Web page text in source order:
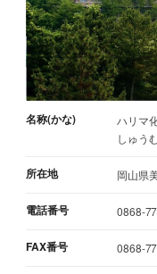
名称(かな)
ハリマ
しゅう
所在地 岡山県
電話番号 0868-
FAX番号 0868-